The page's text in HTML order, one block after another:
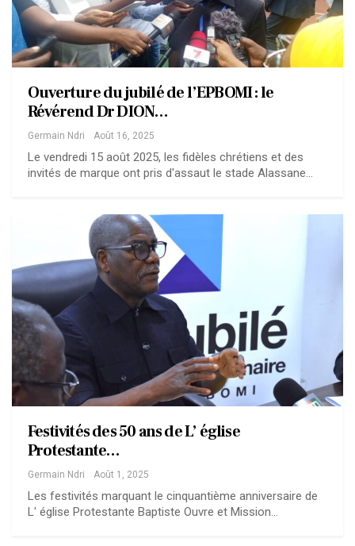
Ouverture du jubilé de l’EPBOMI : le
Révérend Dr DION…
Germain Ndri Août 16, 2025
Le vendredi 15 août 2025, les fidèles chrétiens et des
invités de marque ont pris d'assaut le stade Alassane…
Festivités des 50 ans de L’ église
Protestante…
Germain Ndri Août 1, 2025
Les festivités marquant le cinquantième anniversaire de
L' église Protestante Baptiste Ouvre et Mission…